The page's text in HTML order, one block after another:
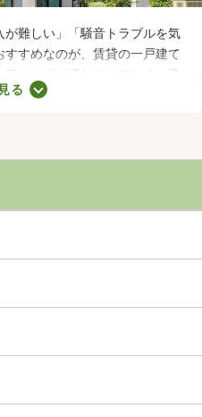
が難しい」「騒音トラブルを気
すめなのが、賃貸の一戸建て
気にせずに済むだけでなく、子
戸建ての魅力。生活音のトラ
る